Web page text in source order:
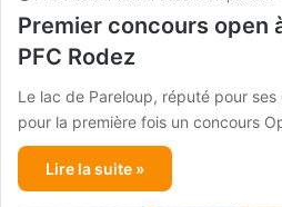
Premier concours open
PFC Rodez
Le lac de Pareloup, réputé pour
pour la première fois un concours
Lire la suite »